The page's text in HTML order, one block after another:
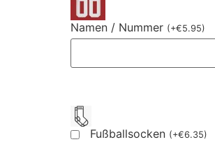
Namen / Nummer (+€5.95)
Fußballsocken (+€6.35)